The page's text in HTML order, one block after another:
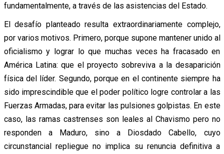
fundamentalmente, a través de las asistencias del Estado.
El desafío planteado resulta extraordinariamente complejo,
por varios motivos. Primero, porque supone mantener unido al
oficialismo y lograr lo que muchas veces ha fracasado en
América Latina: que el proyecto sobreviva a la desaparición
física del líder. Segundo, porque en el continente siempre ha
sido imprescindible que el poder político logre controlar a las
Fuerzas Armadas, para evitar las pulsiones golpistas. En este
caso, las ramas castrenses son leales al Chavismo pero no
responden a Maduro, sino a Diosdado Cabello, cuyo
circunstancial repliegue no implica su renuncia definitiva a